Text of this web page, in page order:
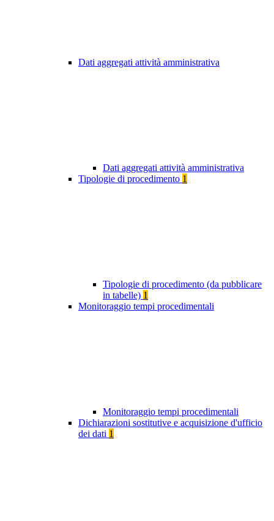
Dati aggregati attività amministrativa
Dati aggregati attività amministrativa
Tipologie di procedimento 1
Tipologie di procedimento (da pubblicare
in tabelle) 1
Monitoraggio tempi procedimentali
Monitoraggio tempi procedimentali
Dichiarazioni sostitutive e acquisizione d'ufficio
dei dati 1